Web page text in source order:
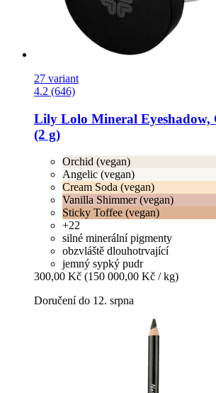
27 variant
4.2 (646)
Lily Lolo Mineral Eyeshadow,
(2 g)
Orchid (vegan)
Angelic (vegan)
Cream Soda (vegan)
Vanilla Shimmer (vegan)
Sticky Toffee (vegan)
+22
silné minerální pigmenty
obzvláště dlouhotrvající
jemný sypký pudr
300,00 Kč (150 000,00 Kč / kg)
Doručení do 12. srpna